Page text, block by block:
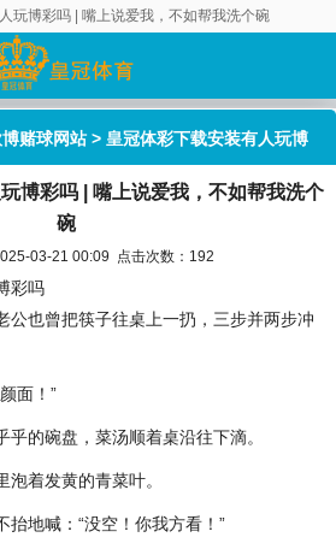
玩博彩吗 | 嘴上说爱我，不如帮我洗个碗
博赌球网站> 皇冠体彩下载安装有人玩博
我洗个碗
博彩吗 | 嘴上说爱我，不如帮我洗个
碗
03-21 00:09 点击次数：192
彩吗
公也曾把筷子往桌上一扔，三步并两步冲
面！”
乎的碗盘，菜汤顺着桌沿往下滴。
着发黄的青菜叶。
抬地喊：“没空！你我方看！”